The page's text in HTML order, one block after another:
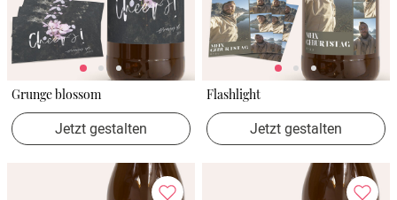
Grunge blossom
Jetzt gestalten
Flashlight
Jetzt gestalten